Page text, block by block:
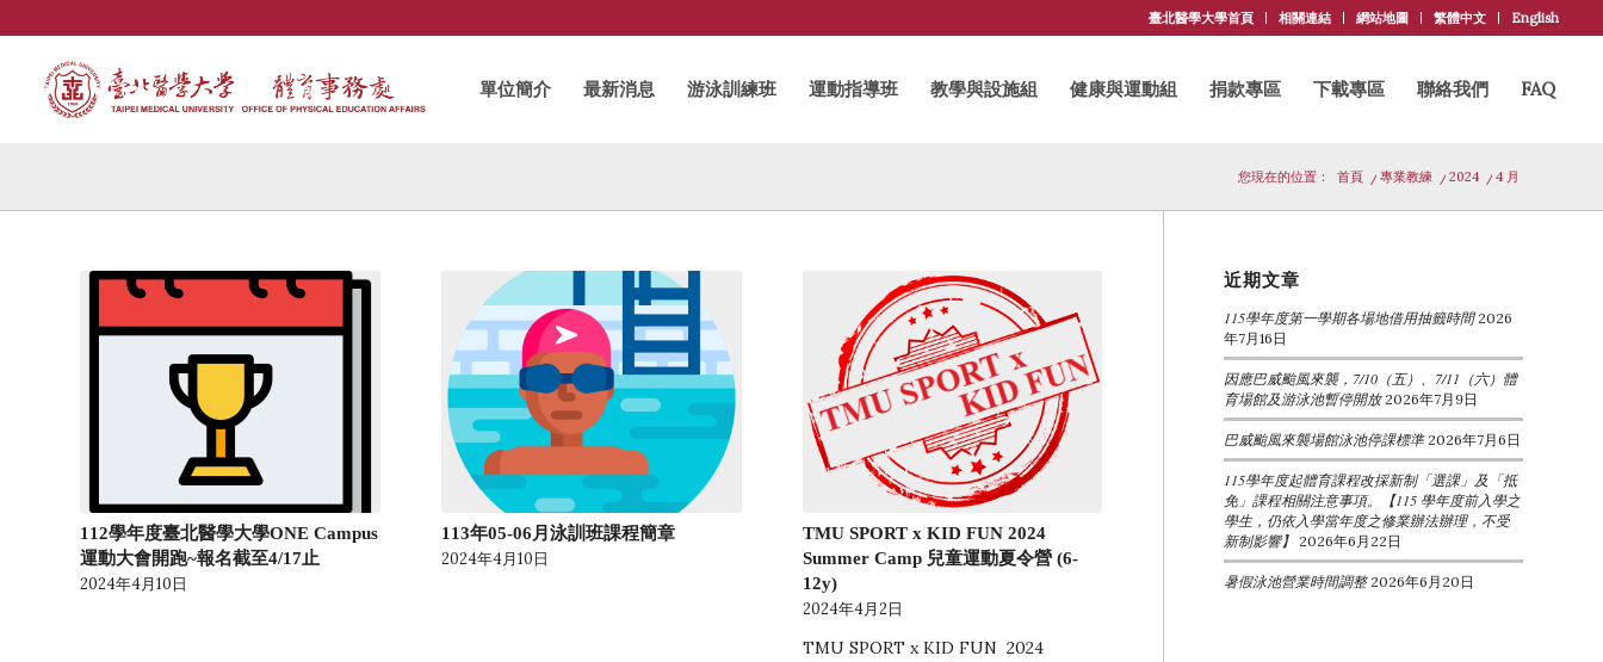
臺北醫學大學首頁 相關連結 網站地圖 繁體中文 English
單位簡介 最新消息 游泳訓練班 運動指導班 教學與設施組 健康與運動組 捐款專區 下載專區 聯絡我們 FAQ
您現在的位置： 首頁 / 專業教練 / 2024 / 4 月
112學年度臺北醫學大學ONE Campus
運動大會開跑~報名截至4/17止
2024年4月10日
113年05-06月泳訓班課程簡章
2024年4月10日
TMU SPORT x KID FUN 2024
Summer Camp 兒童運動夏令營 (6-
12y)
2024年4月2日
TMU SPORT x KID FUN 2024
近期文章
115學年度第一學期各場地借用抽籤時間 2026
年7月16日
因應巴威颱風來襲，7/10（五）、7/11（六）體
育場館及游泳池暫停開放 2026年7月9日
巴威颱風來襲場館泳池停課標準 2026年7月6日
115學年度起體育課程改採新制「選課」及「抵
免」課程相關注意事項。【115 學年度前入學之
學生，仍依入學當年度之修業辦法辦理，不受
新制影響】 2026年6月22日
暑假泳池營業時間調整 2026年6月20日